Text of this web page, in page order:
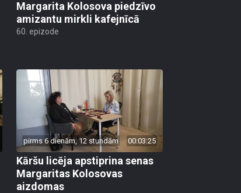
Margarita Kolosova piedzīvo
amizantu mirkli kafejnīcā
60. epizode
pirms 6 dienām, 12 stundām 00:03:25
Kāršu licēja apstiprina senas
Margaritas Kolosovas
aizdomas